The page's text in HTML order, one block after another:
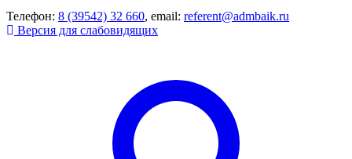
Телефон: 8 (39542) 32 660, email: referent@admbaik.ru
Версия для слабовидящих